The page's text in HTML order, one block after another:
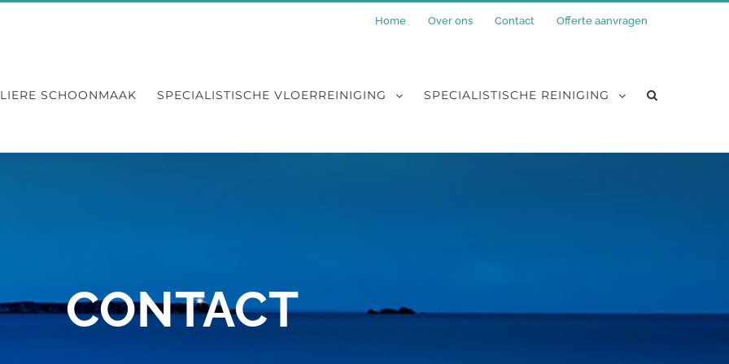
Home Over ons Contact Offerte aanvragen
SCHOONMAAK SPECIALISTISCHE VLOERREINIGING SPECIALISTISCHE REINIGING
CONTACT